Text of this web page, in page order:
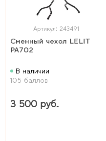
Артикул: 243491
Сменный чехол LELIT
PA702
В наличии
105 баллов
3 500 руб.